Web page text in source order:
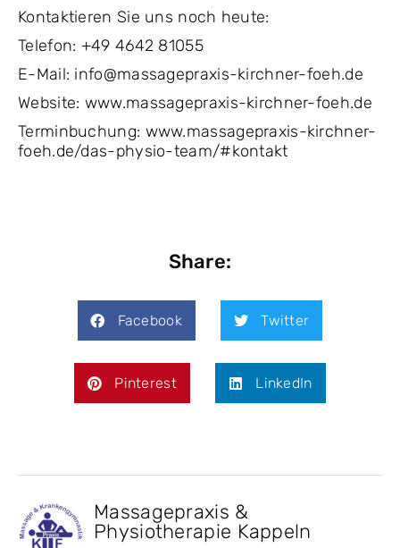
Kontaktieren Sie uns noch heute:
Telefon: +49 4642 81055
E-Mail: info@massagepraxis-kirchner-foeh.de
Website: www.massagepraxis-kirchner-foeh.de
Terminbuchung: www.massagepraxis-kirchner-
foeh.de/das-physio-team/#kontakt
Share:
Facebook Twitter
Pinterest LinkedIn
Massagepraxis &
Physiotherapie Kappeln